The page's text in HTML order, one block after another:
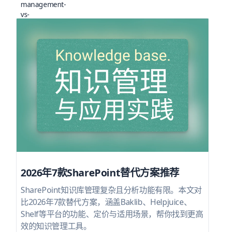
2026年7款SharePoint替代方案推荐
SharePoint知识库管理复杂且分析功能有限。本文对
比2026年7款替代方案，涵盖Baklib、Helpjuice、
Shelf等平台的功能、定价与适用场景，帮你找到更高
效的知识管理工具。